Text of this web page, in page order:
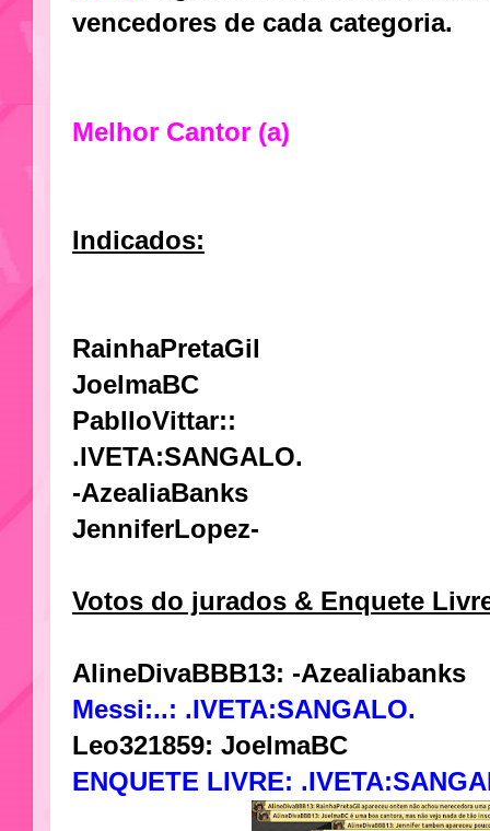
vencedores de cada categoria.
Melhor Cantor (a)
Indicados:
RainhaPretaGil
JoelmaBC
PablloVittar::
.IVETA:SANGALO.
-AzealiaBanks
JenniferLopez-
Votos do jurados & Enquete
AlineDivaBBB13: -Azealiabanks
Messi:..: .IVETA:SANGALO.
Leo321859: JoelmaBC
ENQUETE LIVRE: